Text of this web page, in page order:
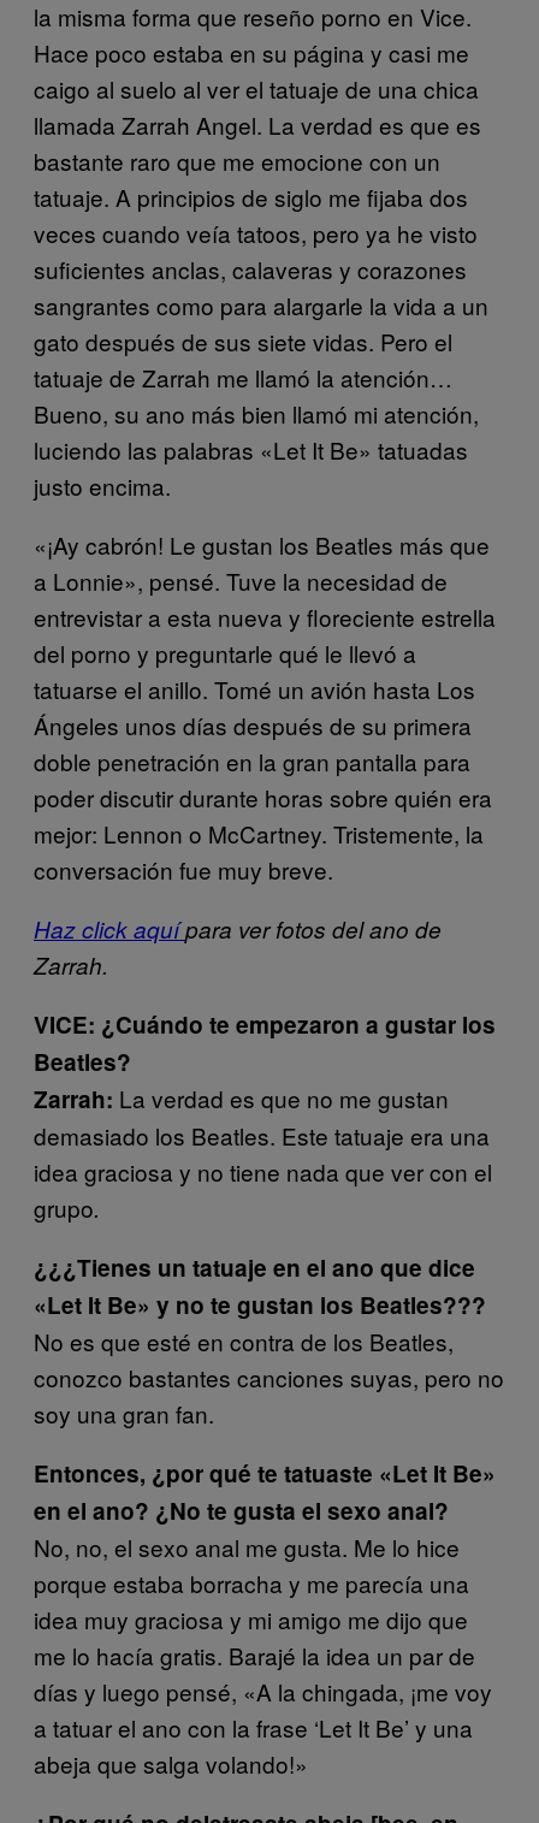
la misma forma que reseño porno en Vice.
Hace poco estaba en su página y casi me
caigo al suelo al ver el tatuaje de una chica
llamada Zarrah Angel. La verdad es que es
bastante raro que me emocione con un
tatuaje. A principios de siglo me fijaba dos
veces cuando veía tatoos, pero ya he visto
suficientes anclas, calaveras y corazones
sangrantes como para alargarle la vida a un
gato después de sus siete vidas. Pero el
tatuaje de Zarrah me llamó la atención…
Bueno, su ano más bien llamó mi atención,
luciendo las palabras «Let It Be» tatuadas
justo encima.
«¡Ay cabrón! Le gustan los Beatles más que
a Lonnie», pensé. Tuve la necesidad de
entrevistar a esta nueva y floreciente estrella
del porno y preguntarle qué le llevó a
tatuarse el anillo. Tomé un avión hasta Los
Ángeles unos días después de su primera
doble penetración en la gran pantalla para
poder discutir durante horas sobre quién era
mejor: Lennon o McCartney. Tristemente, la
conversación fue muy breve.
Haz click aquípara ver fotos del ano de
Zarrah.
VICE: ¿Cuándo te empezaron a gustar los
Beatles?
Zarrah: La verdad es que no me gustan
demasiado los Beatles. Este tatuaje era una
idea graciosa y no tiene nada que ver con el
grupo.
¿¿¿Tienes un tatuaje en el ano que dice
«Let It Be» y no te gustan los Beatles???
No es que esté en contra de los Beatles,
conozco bastantes canciones suyas, pero no
soy una gran fan.
Entonces, ¿por qué te tatuaste «Let It Be»
en el ano? ¿No te gusta el sexo anal?
No, no, el sexo anal me gusta. Me lo hice
porque estaba borracha y me parecía una
idea muy graciosa y mi amigo me dijo que
me lo hacía gratis. Barajé la idea un par de
días y luego pensé, «A la chingada, ¡me voy
a tatuar el ano con la frase ‘Let It Be’ y una
abeja que salga volando!»